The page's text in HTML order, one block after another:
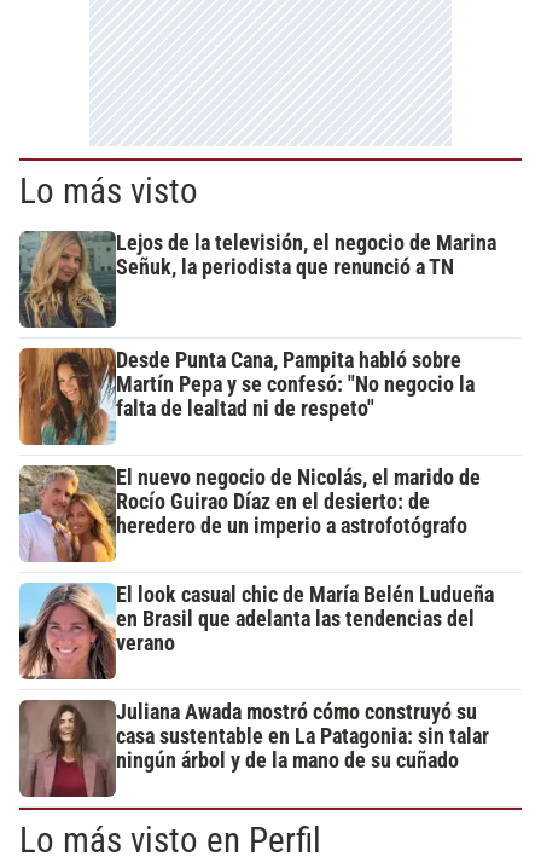
Lo más visto
Lejos de la televisión, el negocio de Marina
Señuk, la periodista que renunció a TN
Desde Punta Cana, Pampita habló sobre
Martín Pepa y se confesó: "No negocio la
falta de lealtad ni de respeto"
El nuevo negocio de Nicolás, el marido de
Rocío Guirao Díaz en el desierto: de
heredero de un imperio a astrofotógrafo
El look casual chic de María Belén Ludueña
en Brasil que adelanta las tendencias del
verano
Juliana Awada mostró cómo construyó su
casa sustentable en La Patagonia: sin talar
ningún árbol y de la mano de su cuñado
Lo más visto en Perfil